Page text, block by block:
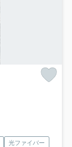
光ファイバー